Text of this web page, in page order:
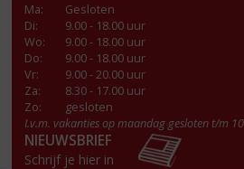
Ma:
Gesloten
Di:
9.00 - 18.00 uur
Wo:
9.00 - 18.00 uur
Do:
9.00 - 18.00 uur
Vr:
9.00 - 20.00 uur
Za:
8.30 - 17.00 uur
Zo:
gesloten
I.v.m. vakanties op maandag gesloten t/m
NIEUWSBRIEF
Schrijf je hier in